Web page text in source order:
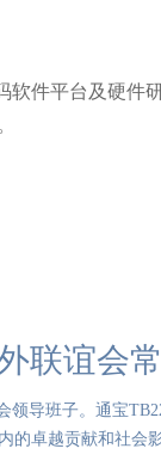
软件平台及硬件
联谊会
领导班子。通宝
的卓越贡献和社会